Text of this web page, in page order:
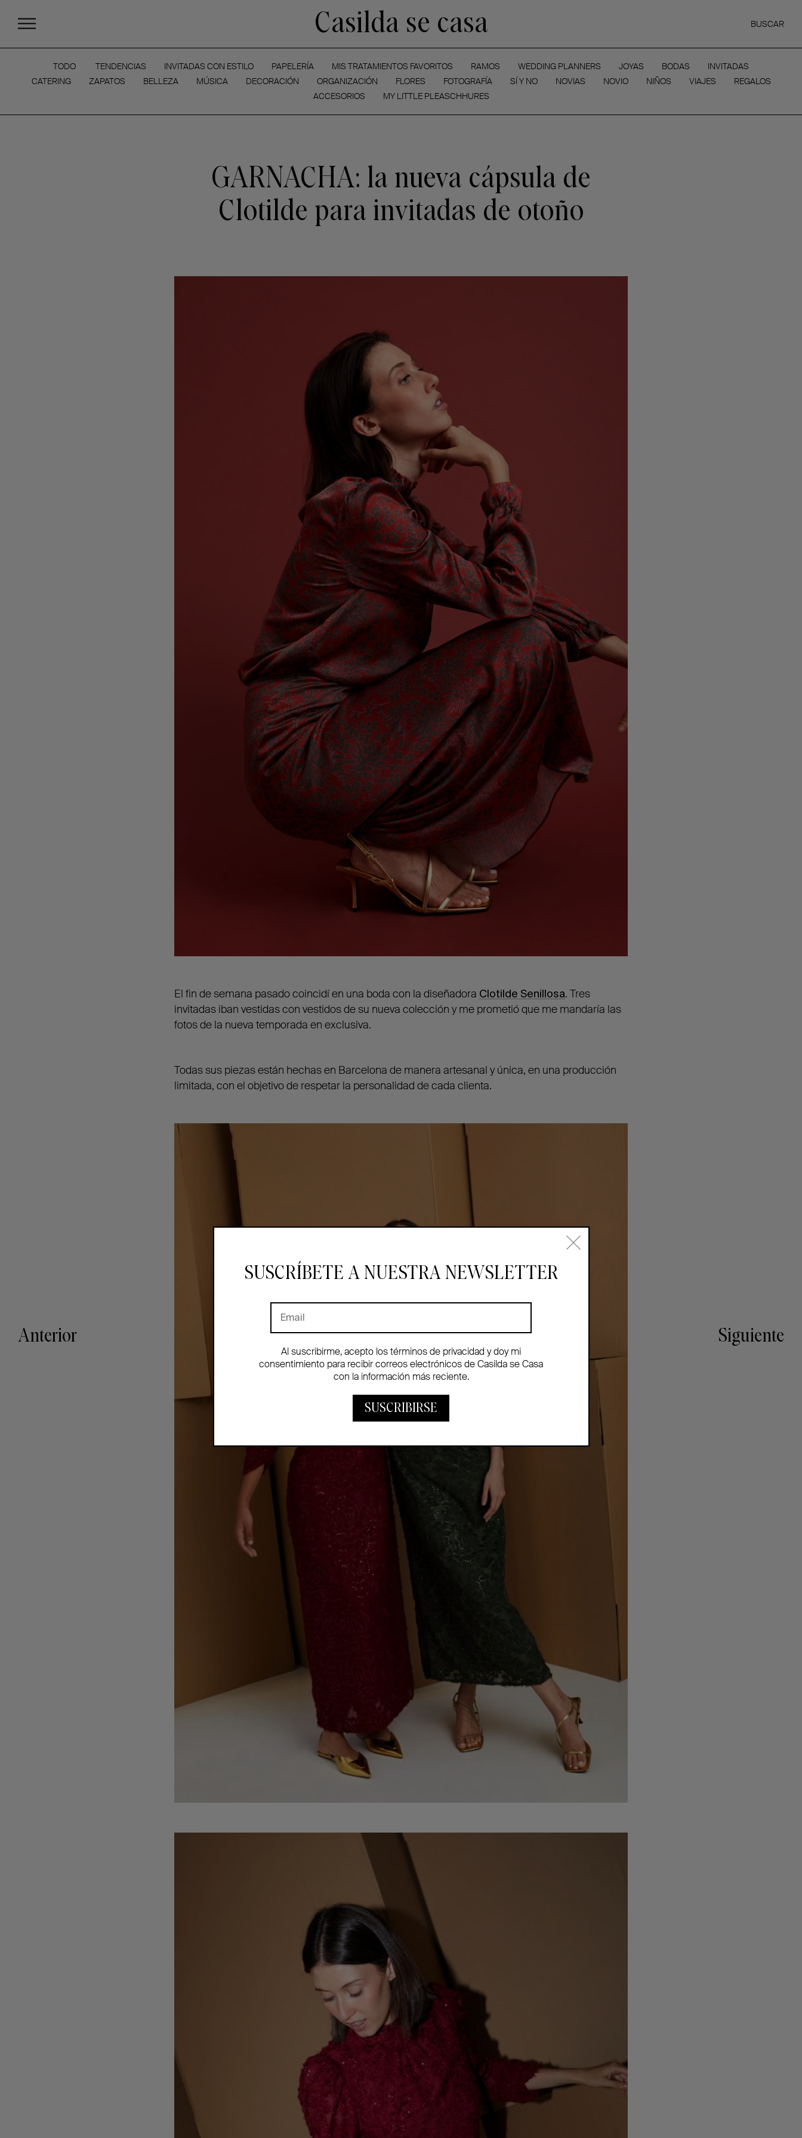
Casilda se casa BUSCAR
TODO TENDENCIAS INVITADAS CON ESTILO PAPELERÍA MIS TRATAMIENTOS FAVORITOS RAMOS WEDDING PLANNERS JOYAS BODAS
INVITADAS
CATERING
ZAPATOS BELLEZA MÚSICA DECORACIÓN ORGANIZACIÓN FLORES FOTOGRAFÍA SÍ Y NO NOVIAS NOVIO NIÑOS VIAJES
REGALOS
ACCESORIOS
MY LITTLE PLEASCHHURES
Anterior Siguiente
GARNACHA: la nueva cápsula de
Clotilde para invitadas de otoño
El fin de semana pasado coincidí en una boda con la diseñadora Clotilde Senillosa. Tres
invitadas iban vestidas con vestidos de su nueva colección y me prometió que me mandaría las
fotos de la nueva temporada en exclusiva.
Todas sus piezas están hechas en Barcelona de manera artesanal y única, en una producción
limitada, con el objetivo de respetar la personalidad de cada clienta.
SUSCRÍBETE A NUESTRA NEWSLETTER
Al suscribirme, acepto los términos de privacidad y doy mi
consentimiento para recibir correos electrónicos de Casilda se Casa
con la información más reciente.
SUSCRIBIRSE